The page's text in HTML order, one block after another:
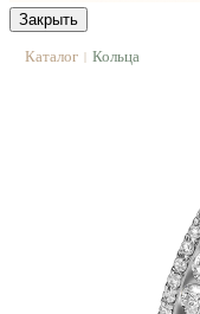
Закрыть
Каталог | Кольца